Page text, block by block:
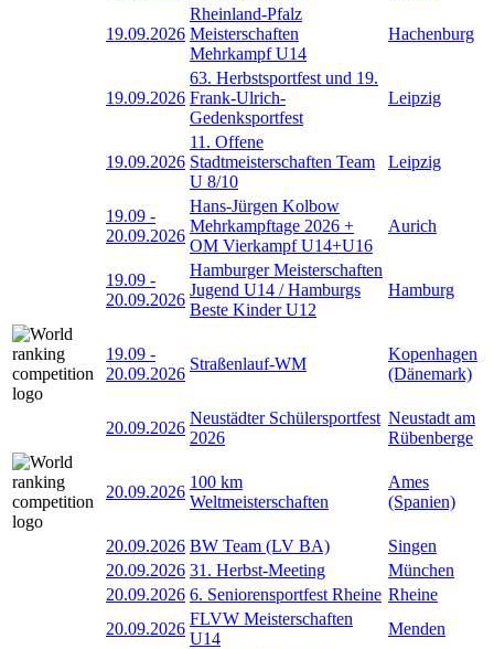
19.09.2026
Rheinland-Pfalz
Meisterschaften
Mehrkampf U14
Hachenburg
19.09.2026
63. Herbstsportfest und 19.
Frank-Ulrich-
Gedenksportfest
Leipzig
19.09.2026
11. Offene
Stadtmeisterschaften Team
U 8/10
Leipzig
19.09 -
20.09.2026
Hans-Jürgen Kolbow
Mehrkampftage 2026 +
OM Vierkampf U14+U16
Aurich
19.09 -
20.09.2026
Hamburger Meisterschaften
Jugend U14 / Hamburgs
Beste Kinder U12
Hamburg
19.09 -
20.09.2026
Straßenlauf-WM
Kopenhagen
(Dänemark)
20.09.2026
Neustädter Schülersportfest
2026
Neustadt am
Rübenberge
20.09.2026
100 km
Weltmeisterschaften
Ames
(Spanien)
20.09.2026 BW Team (LV BA)
Singen
20.09.2026 31. Herbst-Meeting
München
20.09.2026 6. Seniorensportfest Rheine Rheine
20.09.2026
FLVW Meisterschaften
U14
Menden